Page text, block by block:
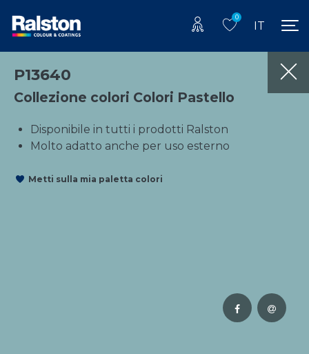
0
IT
P13640
Collezione colori Colori Pastello
Disponibile in tutti i prodotti Ralston
Molto adatto anche per uso esterno
Metti sulla mia paletta colori